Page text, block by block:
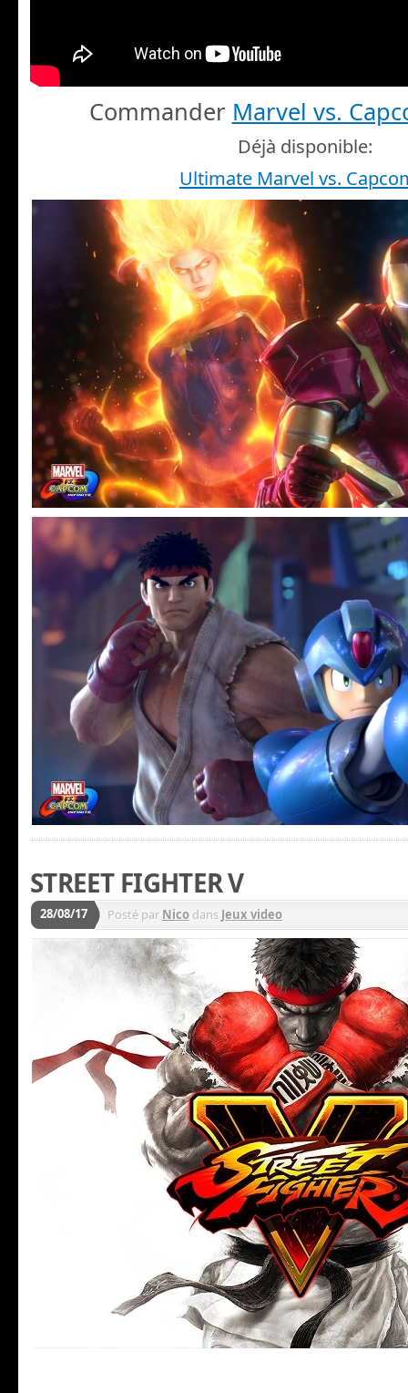
Commander Marvel vs.
Déjà disponible:
Ultimate Marvel vs.
STREET FIGHTER V
28/08/17 Posté par Nico dans Jeux video